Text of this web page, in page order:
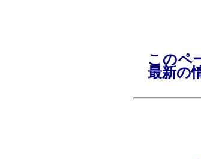
このペ
最新の